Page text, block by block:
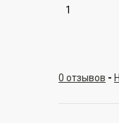
1
0 отзывов -